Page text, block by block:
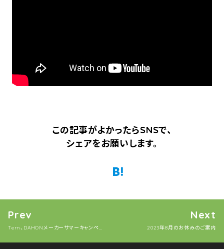
この記事がよかったらSNSで、
シェアをお願いします。
Twitter
Facebook
はてなブックマーク
Prev
Tern、DAHONメーカーサマーキャンペーンのご案内
Next
2023年8月のお休みのご案内